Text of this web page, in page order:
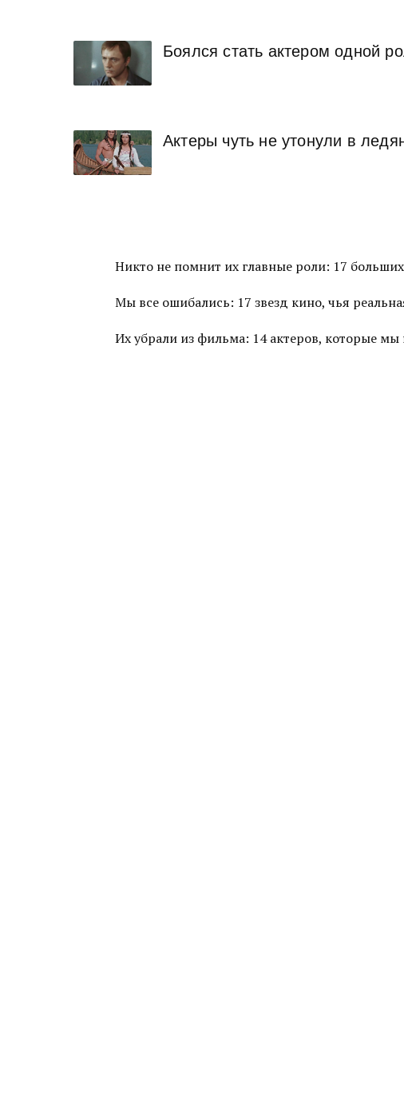
Боялся стать актером одной
Актеры чуть не утонули в
Никто не помнит их главные роли: 17
Мы все ошибались: 17 звезд кино, чья
Их убрали из фильма: 14 актеров, которые